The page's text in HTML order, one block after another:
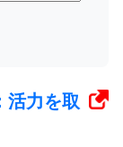
活力を取